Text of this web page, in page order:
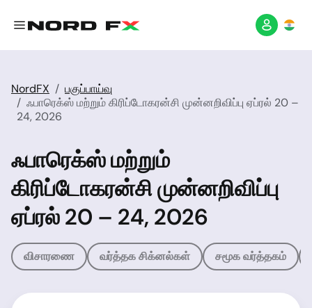
NordFX
பகுப்பாய்வு
ஃபாரெக்ஸ் மற்றும் கிரிப்டோகரன்சி முன்னறிவிப்பு ஏப்ரல் 20 –
24, 2026
ஃபாரெக்ஸ் மற்றும்
கிரிப்டோகரன்சி முன்னறிவிப்பு
ஏப்ரல் 20 – 24, 2026
விசாரணை வர்த்தக சிக்னல்கள் சமூக வர்த்தகம்